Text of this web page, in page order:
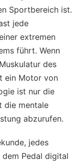
Sportbereich ist.
jede
extremen
führt. Wenn
des
ein Motor von
ist nur die
die mentale
abzurufen.
jedes
dem Pedal digital